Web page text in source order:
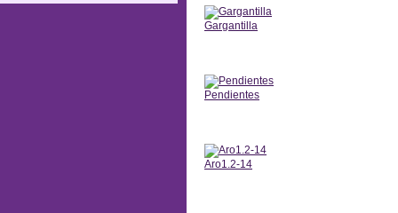
Gargantilla
Pendientes
Aro1.2-14